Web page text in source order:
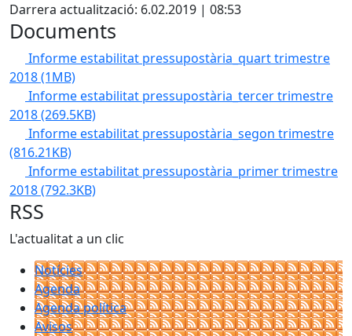
Darrera actualització: 6.02.2019 | 08:53
Documents
Informe estabilitat pressupostària_quart trimestre
2018(1MB)
Informe estabilitat pressupostària_tercer trimestre
2018(269.5KB)
Informe estabilitat pressupostària_segon trimestre
(816.21KB)
Informe estabilitat pressupostària_primer trimestre
2018(792.3KB)
RSS
L'actualitat a un clic
Notícies
Agenda
Agenda política
Avisos